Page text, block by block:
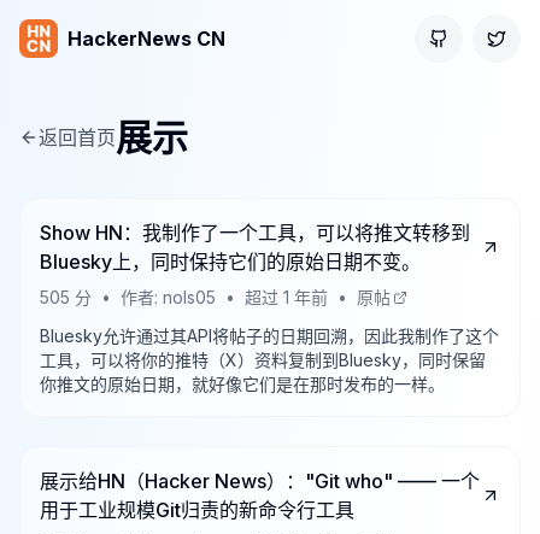
HackerNews CN
GitHub
返回首页展示
Show HN：我制作了一个工具，可以将推文转移到
Bluesky上，同时保持它们的原始日期不变。
505 分 • 作者: nols05 • 超过 1 年前 •
原帖
Bluesky允许通过其API将帖子的日期回溯，因此我制作了这个
工具，可以将你的推特（X）资料复制到Bluesky，同时保留
你推文的原始日期，就好像它们是在那时发布的一样。
展示给HN（Hacker News）："Git who" —— 一个
用于工业规模Git归责的新命令行工具